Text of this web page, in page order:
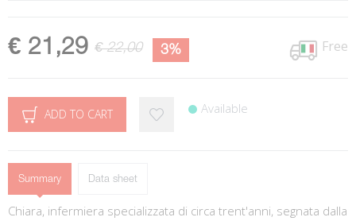
€ 21,29 € 22,00 3% Free
ADD TO CART Available
Summary Data sheet
Chiara, infermiera specializzata di circa trent'anni, segnata dalla